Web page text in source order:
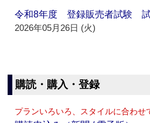
令和8年度 登録販売者試験
2026年05月26日 (火)
購読・購入・登録
プランいろいろ、スタイルに合わせ